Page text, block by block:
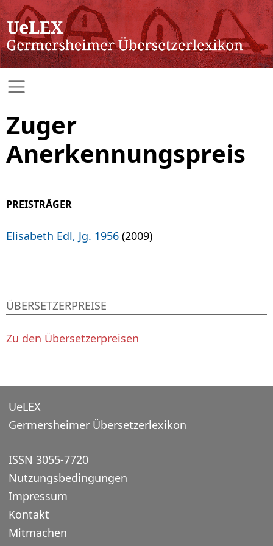
Zuger
Anerkennungspreis
PREISTRÄGER
Elisabeth Edl, Jg. 1956 (2009)
ÜBERSETZERPREISE
Zu den Übersetzerpreisen
UeLEX
Germersheimer Übersetzerlexikon
ISSN 3055-7720
Nutzungsbedingungen
Impressum
Kontakt
Mitmachen